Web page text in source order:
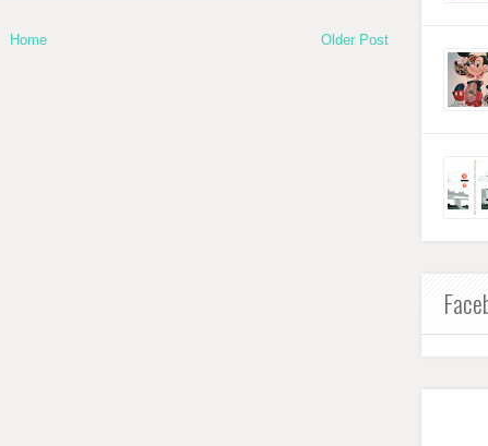
Home Older Post